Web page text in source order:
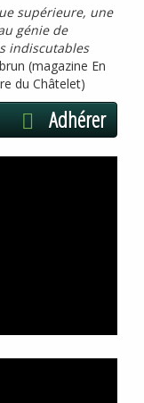
supérieure, une
génie de
indiscutables
(magazine En
du Châtelet)
Adhérer